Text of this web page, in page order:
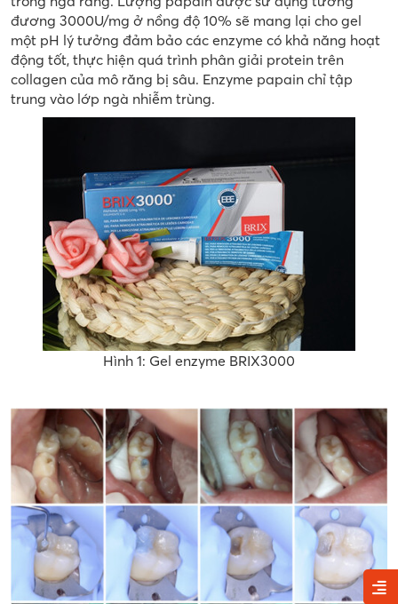
đương 3000U/mg ở nồng độ 10% sẽ mang lại cho gel
một pH lý tưởng đảm bảo các enzyme có khả năng hoạt
động tốt, thực hiện quá trình phân giải protein trên
collagen của mô răng bị sâu. Enzyme papain chỉ tập
trung vào lớp ngà nhiễm trùng.
Hình 1: Gel enzyme BRIX3000